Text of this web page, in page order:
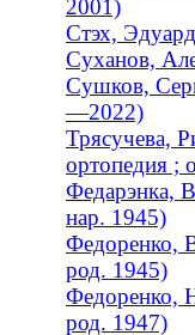
2001)
Стэх,
Суханов,
Сушков,
—2022)
Трясучева,
ортопедия ;
Федарэнка,
нар. 1945)
Федоренко,
род. 1945)
Федоренко,
род. 1947)